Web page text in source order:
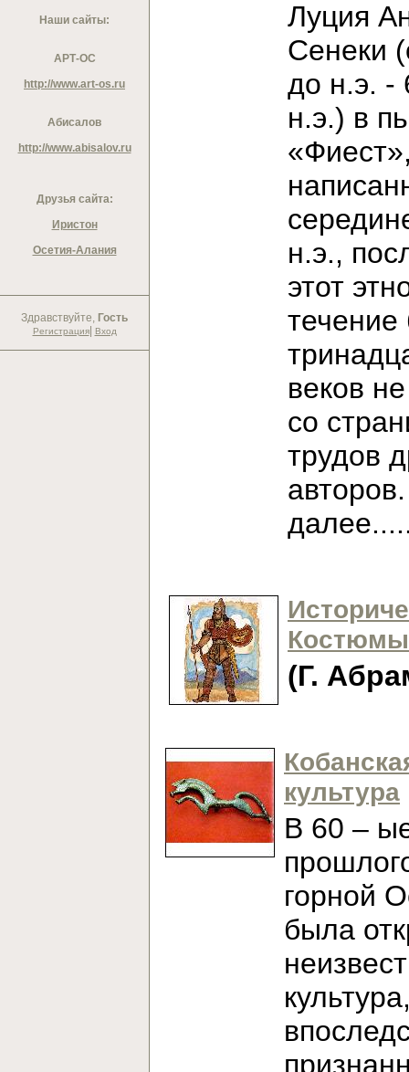
Наши сайты:
АРТ-ОС
http://www.art-os.ru
Абисалов
http://www.abisalov.ru
Друзья сайта:
Иристон
Осетия-Алания
Здравствуйте, Гость
Регистрация| Вход
Луция
Сенеки
до н.э. -
н.э.) в
н.э.,
этот
течение
веков
со
трудов
Костюмы
(Г.
культура
В 60 –
горной
была